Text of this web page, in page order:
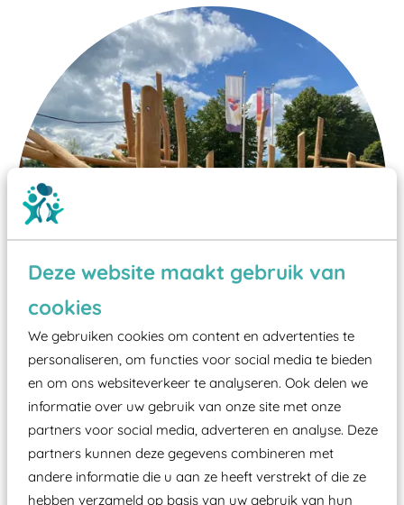
Deze website maakt gebruik van
cookies
We gebruiken cookies om content en advertenties te
personaliseren, om functies voor social media te bieden
en om ons websiteverkeer te analyseren. Ook delen we
informatie over uw gebruik van onze site met onze
partners voor social media, adverteren en analyse. Deze
partners kunnen deze gegevens combineren met
andere informatie die u aan ze heeft verstrekt of die ze
hebben verzameld op basis van uw gebruik van hun
Wist je dat:
Vanaf een valhoogte van 1,5 meter een speciale
valondergrond onder speeltoestellen verplicht is
zoals kunstgras, rubber tegels of boomschors?